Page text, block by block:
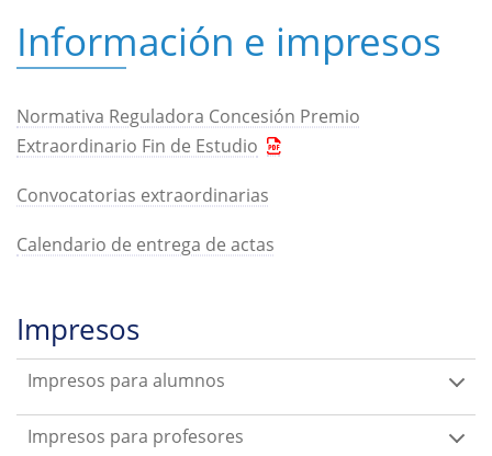
Información e impresos
Normativa Reguladora Concesión Premio
Extraordinario Fin de Estudio
Convocatorias extraordinarias
Calendario de entrega de actas
Impresos
Impresos para alumnos
Impresos para profesores